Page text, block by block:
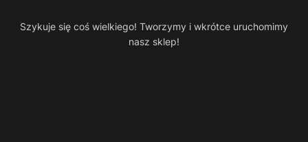
Szykuje się coś wielkiego! Tworzymy i wkrótce uruchomimy
nasz sklep!